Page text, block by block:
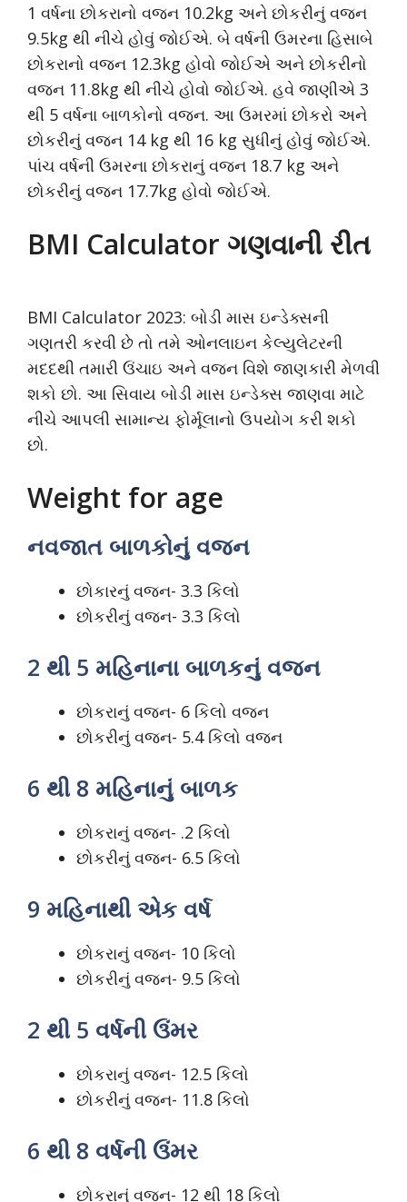
1 વર્ષના છોકરાનો વજન 10.2kg અને છોકરીનું વજન
9.5kg થી નીચે હોવું જોઈએ. બે વર્ષની ઉમરના હિસાબે
છોકરાનો વજન 12.3kg હોવો જોઈએ અને છોકરીનો
વજન 11.8kg થી નીચે હોવો જોઈએ. હવે જાણીએ 3
થી 5 વર્ષના બાળકોનો વજન. આ ઉમરમાં છોકરો અને
છોકરીનું વજન 14 kg થી 16 kg સુધીનું હોવું જોઈએ.
પાંચ વર્ષની ઉમરના છોકરાનું વજન 18.7 kg અને
છોકરીનું વજન 17.7kg હોવો જોઈએ.
BMI Calculator ગણવાની રીત
BMI Calculator 2023: બોડી માસ ઇન્ડેક્સની
ગણતરી કરવી છે તો તમે ઓનલાઇન કેલ્યુલેટરની
મદદથી તમારી ઉંચાઇ અને વજન વિશે જાણકારી મેળવી
શકો છો. આ સિવાય બોડી માસ ઇન્ડેક્સ જાણવા માટે
નીચે આપલી સામાન્ય ફોર્મૂલાનો ઉપયોગ કરી શકો
છો.
Weight for age
નવજાત બાળકોનું વજન
છોકારનું વજન- 3.3 કિલો
છોકરીનું વજન- 3.3 કિલો
2 થી 5 મહિનાના બાળકનું વજન
છોકરાનું વજન- 6 કિલો વજન
છોકરીનું વજન- 5.4 કિલો વજન
6 થી 8 મહિનાનું બાળક
છોકરાનું વજન- .2 કિલો
છોકરીનું વજન- 6.5 કિલો
9 મહિનાથી એક વર્ષ
છોકરાનું વજન- 10 કિલો
છોકરીનું વજન- 9.5 કિલો
2 થી 5 વર્ષની ઉંમર
છોકરાનું વજન- 12.5 કિલો
છોકરીનું વજન- 11.8 કિલો
6 થી 8 વર્ષની ઉંમર
છોકરાનું વજન- 12 થી 18 કિલો